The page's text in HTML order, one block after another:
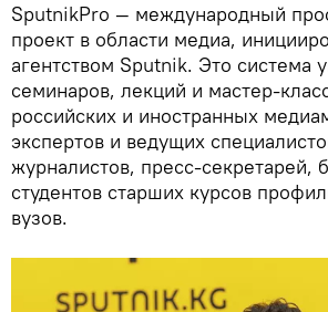
SputnikPro — международный
проект в области медиа,
агентством Sputnik. Это система
семинаров, лекций и мастер-
российских и иностранных
экспертов и ведущих
журналистов, пресс-секретарей,
студентов старших курсов
вузов.